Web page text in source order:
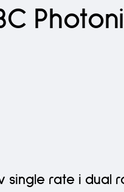
single rate i dual